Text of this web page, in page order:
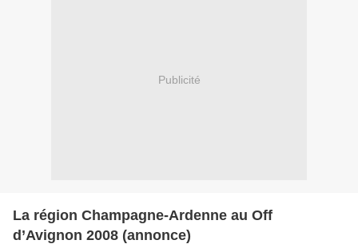
Publicité
La région Champagne-Ardenne au Off
d’Avignon 2008 (annonce)